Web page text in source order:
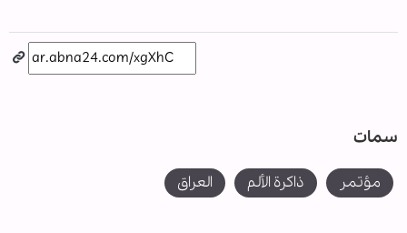
سمات
مؤتمر ذاكرة الألم العراق